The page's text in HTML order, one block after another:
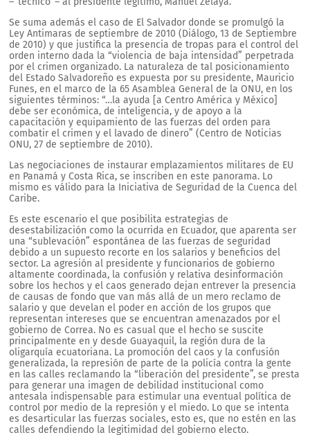
Se suma además el caso de El Salvador donde se promulgó la
Ley Antimaras de septiembre de 2010 (Diálogo, 13 de Septiembre
de 2010) y que justifica la presencia de tropas para el control del
orden interno dada la “violencia de baja intensidad” perpetrada
por el crimen organizado. La naturaleza de tal posicionamiento
del Estado Salvadoreño es expuesta por su presidente, Mauricio
Funes, en el marco de la 65 Asamblea General de la ONU, en los
siguientes términos: “…la ayuda [a Centro América y México]
debe ser económica, de inteligencia, y de apoyo a la
capacitación y equipamiento de las fuerzas del orden para
combatir el crimen y el lavado de dinero” (Centro de Noticias
ONU, 27 de septiembre de 2010).
Las negociaciones de instaurar emplazamientos militares de EU
en Panamá y Costa Rica, se inscriben en este panorama. Lo
mismo es válido para la Iniciativa de Seguridad de la Cuenca del
Caribe.
Es este escenario el que posibilita estrategias de
desestabilización como la ocurrida en Ecuador, que aparenta ser
una “sublevación” espontánea de las fuerzas de seguridad
debido a un supuesto recorte en los salarios y beneficios del
sector. La agresión al presidente y funcionarios de gobierno
altamente coordinada, la confusión y relativa desinformación
sobre los hechos y el caos generado dejan entrever la presencia
de causas de fondo que van más allá de un mero reclamo de
salario y que develan el poder en acción de los grupos que
representan intereses que se encuentran amenazados por el
gobierno de Correa. No es casual que el hecho se suscite
principalmente en y desde Guayaquil, la región dura de la
oligarquía ecuatoriana. La promoción del caos y la confusión
generalizada, la represión de parte de la policía contra la gente
en las calles reclamando la “liberación del presidente”, se presta
para generar una imagen de debilidad institucional como
antesala indispensable para estimular una eventual política de
control por medio de la represión y el miedo. Lo que se intenta
es desarticular las fuerzas sociales, esto es, que no estén en las
calles defendiendo la legitimidad del gobierno electo.